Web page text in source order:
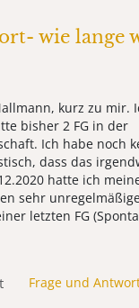
wie lange
kurz zu mir.
bisher 2 FG in der
Ich habe noch
dass das
hatte ich
sehr
letzten FG
Frage und